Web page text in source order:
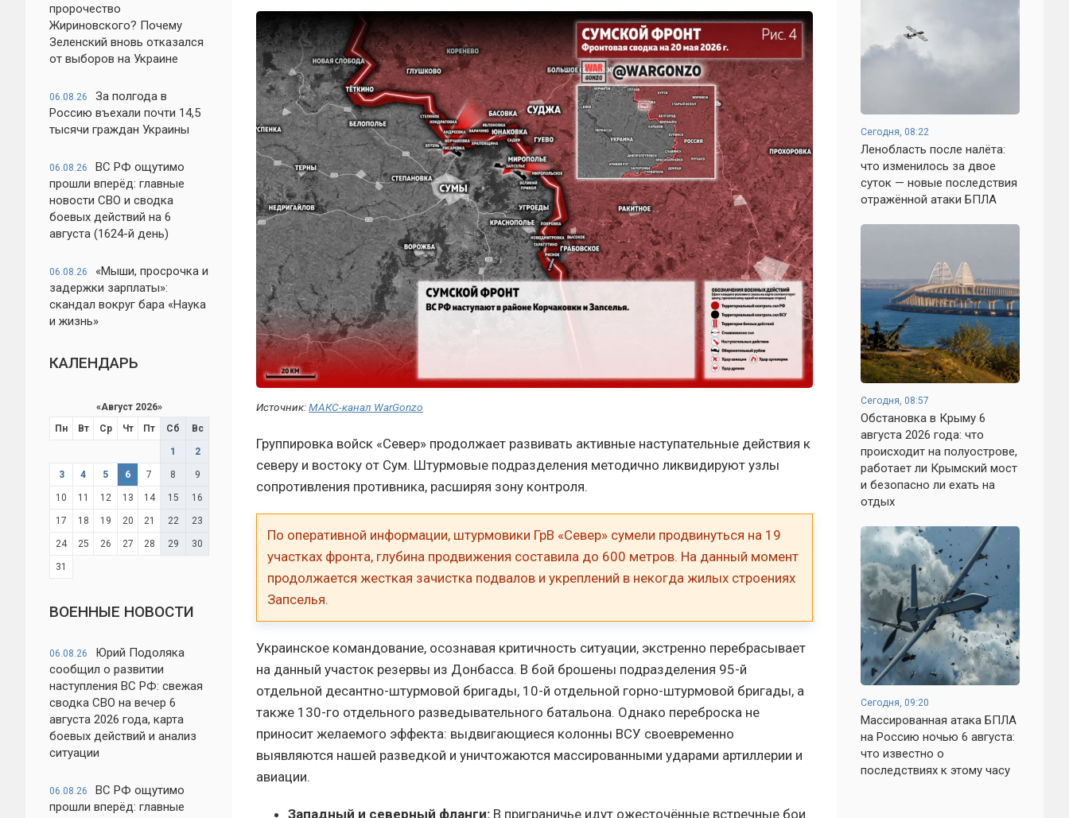
пророчество
Жириновского? Почему
Зеленский вновь отказался
от выборов на Украине
06.08.26
За полгода в
Россию въехали почти 14,5
тысячи граждан Украины
06.08.26
ВС РФ ощутимо
прошли вперёд: главные
новости СВО и сводка
боевых действий на 6
августа (1624-й день)
06.08.26
«Мыши, просрочка и
задержки зарплаты»:
скандал вокруг бара «Наука
и жизнь»
КАЛЕНДАРЬ
«Август 2026»
Пн
Вт Ср Чт Пт Сб Вс
1 2
3 4 5 6 7 8 9
10 11 12 13 14 15 16
17 18 19 20 21 22 23
24 25 26 27 28 29 30
31
ВОЕННЫЕ НОВОСТИ
06.08.26
Юрий Подоляка
сообщил о развитии
наступления ВС РФ: свежая
сводка СВО на вечер 6
августа 2026 года, карта
боевых действий и анализ
ситуации
06.08.26
ВС РФ ощутимо
прошли вперёд: главные
Источник:МАКС-канал WarGonzo
Группировка войск «Север» продолжает развивать активные наступательные действия к
северу и востоку от Сум. Штурмовые подразделения методично ликвидируют узлы
сопротивления противника, расширяя зону контроля.
По оперативной информации, штурмовики ГрВ «Север» сумели продвинуться на 19
участках фронта, глубина продвижения составила до 600 метров. На данный момент
продолжается жесткая зачистка подвалов и укреплений в некогда жилых строениях
Запселья.
Украинское командование, осознавая критичность ситуации, экстренно перебрасывает
на данный участок резервы из Донбасса. В бой брошены подразделения 95-й
отдельной десантно-штурмовой бригады, 10-й отдельной горно-штурмовой бригады, а
также 130-го отдельного разведывательного батальона. Однако переброска не
приносит желаемого эффекта: выдвигающиеся колонны ВСУ своевременно
выявляются нашей разведкой и уничтожаются массированными ударами артиллерии и
авиации.
Западный и северный фланги: В приграничье идут ожесточённые встречные бои.
Сегодня, 08:22
Ленобласть после налёта:
что изменилось за двое
суток — новые последствия
отражённой атаки БПЛА
Сегодня, 08:57
Обстановка в Крыму 6
августа 2026 года: что
происходит на полуострове,
работает ли Крымский мост
и безопасно ли ехать на
отдых
Сегодня, 09:20
Массированная атака БПЛА
на Россию ночью 6 августа:
что известно о
последствиях к этому часу